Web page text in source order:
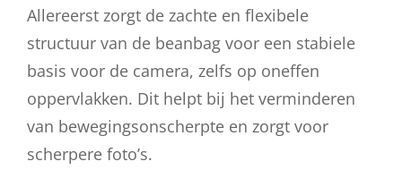
Allereerst zorgt de zachte en flexibele
structuur van de beanbag voor een stabiele
basis voor de camera, zelfs op oneffen
oppervlakken. Dit helpt bij het verminderen
van bewegingsonscherpte en zorgt voor
scherpere foto’s.